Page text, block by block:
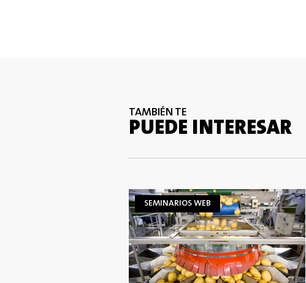
TAMBIÉN TE
PUEDE INTERESAR
SEMINARIOS WEB